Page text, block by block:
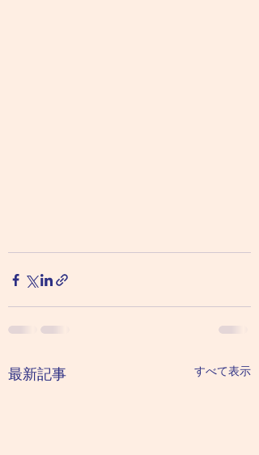
最新記事 すべて表示